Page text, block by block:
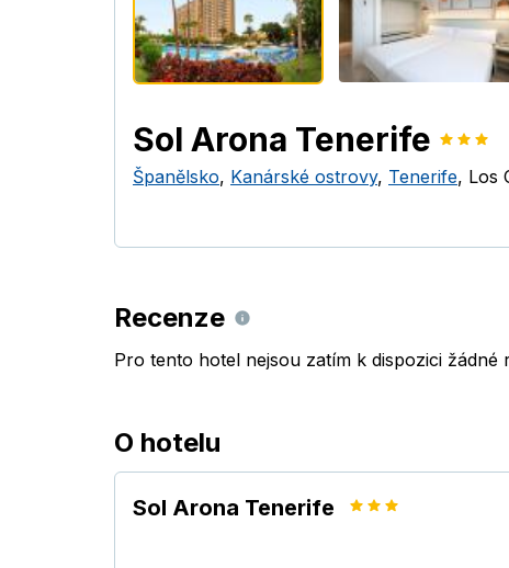
Sol Arona Tenerife
Španělsko, Kanárské ostrovy, Tenerife, Los
Recenze
Pro tento hotel nejsou zatím k dispozici žádné
O hotelu
Sol Arona Tenerife